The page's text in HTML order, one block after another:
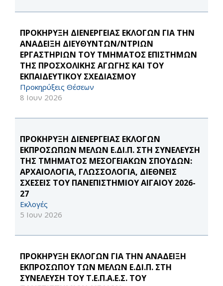
ΠΡΟΚΗΡΥΞΗ ΔΙΕΝΕΡΓΕΙΑΣ ΕΚΛΟΓΩΝ ΓΙΑ ΤΗΝ
ΑΝΑΔΕΙΞΗ ΔΙΕΥΘΥΝΤΩΝ/ΝΤΡΙΩΝ
ΕΡΓΑΣΤΗΡΙΩΝ ΤΟΥ ΤΜΗΜΑΤΟΣ ΕΠΙΣΤΗΜΩΝ
ΤΗΣ ΠΡΟΣΧΟΛΙΚΗΣ ΑΓΩΓΗΣ ΚΑΙ ΤΟΥ
ΕΚΠΑΙΔΕΥΤΙΚΟΥ ΣΧΕΔΙΑΣΜΟΥ
Προκηρύξεις Θέσεων
8 Ιουν 2026
ΠΡΟΚΗΡΥΞΗ ΔΙΕΝΕΡΓΕΙΑΣ ΕΚΛΟΓΩΝ
ΕΚΠΡΟΣΩΠΩΝ ΜΕΛΩΝ Ε.ΔΙ.Π. ΣΤΗ ΣΥΝΕΛΕΥΣΗ
ΤΗΣ ΤΜΗΜΑΤΟΣ ΜΕΣΟΓΕΙΑΚΩΝ ΣΠΟΥΔΩΝ:
ΑΡΧΑΙΟΛΟΓΙΑ, ΓΛΩΣΣΟΛΟΓΙΑ, ΔΙΕΘΝΕΙΣ
ΣΧΕΣΕΙΣ ΤΟΥ ΠΑΝΕΠΙΣΤΗΜΙΟΥ ΑΙΓΑΙΟΥ 2026-
27
Εκλογές
5 Ιουν 2026
ΠΡΟΚΗΡΥΞΗ ΕΚΛΟΓΩΝ ΓΙΑ ΤΗΝ ΑΝΑΔΕΙΞΗ
ΕΚΠΡΟΣΩΠΟΥ ΤΩΝ ΜΕΛΩΝ Ε.ΔΙ.Π. ΣΤΗ
ΣΥΝΕΛΕΥΣΗ ΤΟΥ Τ.Ε.Π.Α.Ε.Σ. ΤΟΥ